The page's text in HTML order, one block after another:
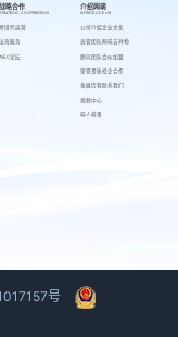
战略合作
STRATEGIC COOPERATION
跨境代运营
出海服务
AIEC论坛
介绍网萌
INTRODUCE US
公司介绍
高管团队
顾问团队
荣誉资质
发展历程
视频中心
萌人萌事
企业文化
网萌吉祥物
合伙加盟
校企合作
联系我们
号